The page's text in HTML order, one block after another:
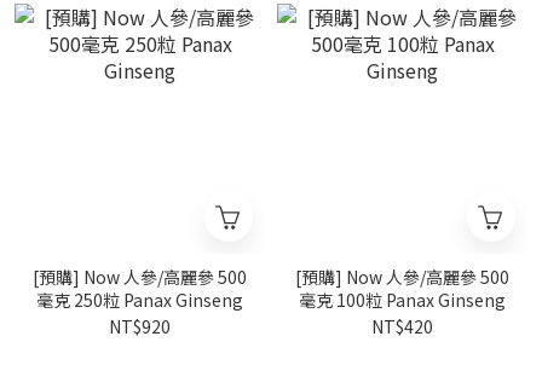
[預購] Now 人參/高麗參 500
毫克 250粒 Panax Ginseng
NT$920
[預購] Now 人參/高麗參 500
毫克 100粒 Panax Ginseng
NT$420